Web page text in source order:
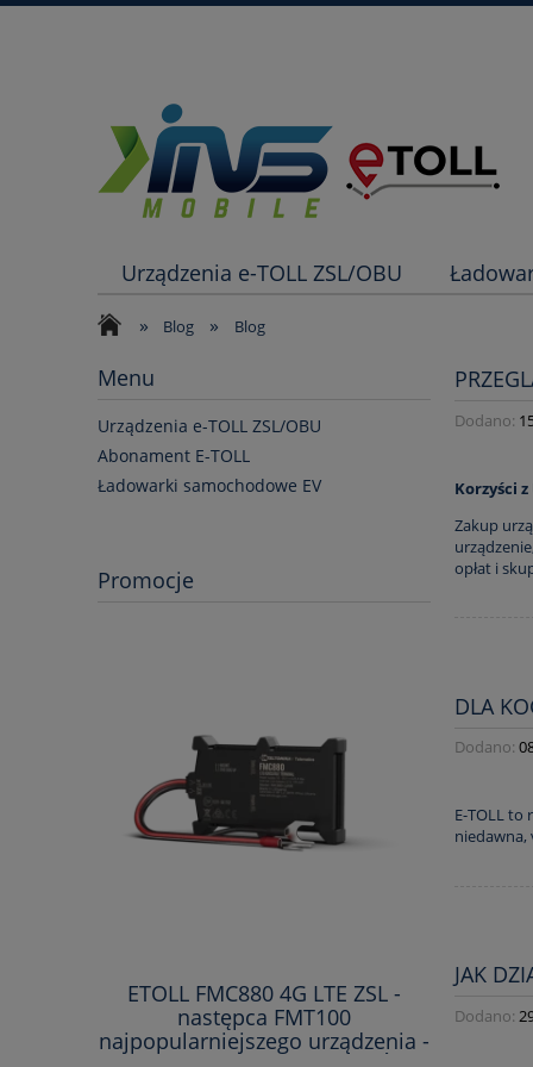
Urządzenia e-TOLL ZSL/OBU
» Blog » Blog
Menu
Urządzenia e-TOLL ZSL/OBU
Abonament E-TOLL
Ładowarki samochodowe EV
Promocje
ETOLL FMC880 4G LTE ZSL -
następca FMT100
najpopularniejszego urządzenia -
ETOLL
Dodano:
Korzyści
Zakup
opłat i
DLA
Dodano:
E-TOLL to
niedawna,
JAK
Dodano: